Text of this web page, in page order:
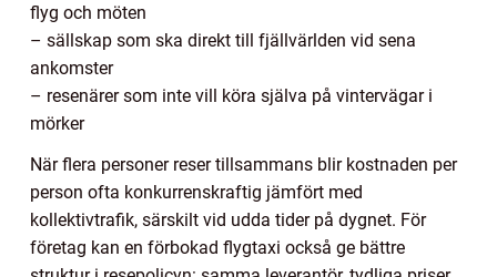
flyg och möten
– sällskap som ska direkt till fjällvärlden vid sena
ankomster
– resenärer som inte vill köra själva på vintervägar i
mörker
När flera personer reser tillsammans blir kostnaden per
person ofta konkurrenskraftig jämfört med
kollektivtrafik, särskilt vid udda tider på dygnet. För
företag kan en förbokad flygtaxi också ge bättre